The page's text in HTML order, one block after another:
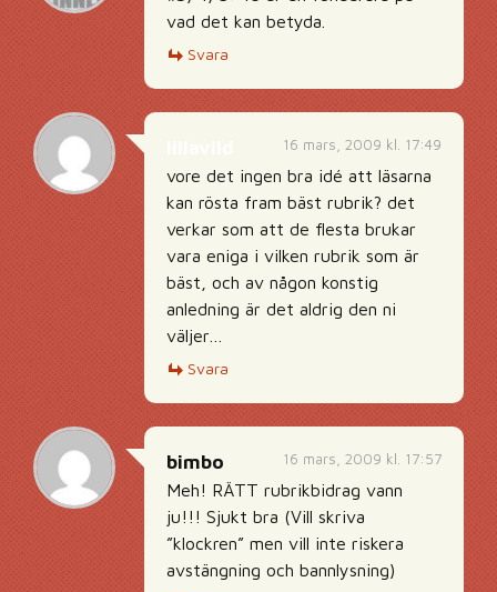
vad det kan betyda.
Svara
16 mars, 2009 kl. 17:49
vore det ingen bra idé att läsarna
kan rösta fram bäst rubrik? det
verkar som att de flesta brukar
vara eniga i vilken rubrik som är
bäst, och av någon konstig
anledning är det aldrig den ni
väljer…
Svara
16 mars, 2009 kl. 17:57
bimbo
Meh! RÄTT rubrikbidrag vann
ju!!! Sjukt bra (Vill skriva
”klockren” men vill inte riskera
avstängning och bannlysning)